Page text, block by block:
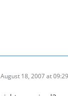
August 18, 2007 at 09:29